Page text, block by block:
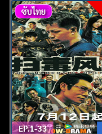
ซับไทย
EP.1-33